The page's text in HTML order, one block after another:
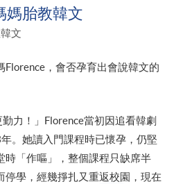
媽胎教韓文
文
Florence，會否孕育出會說韓文的
勤力！」Florence當初因追看韓劇
。她讀入門課程時已懷孕，仍堅
時「作嘔」，整個課程只缺席半
停學，經幾掙扎又重返校園，現在